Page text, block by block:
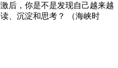
后，你是不是发现自己越来越
、沉淀和思考？ （海峡时